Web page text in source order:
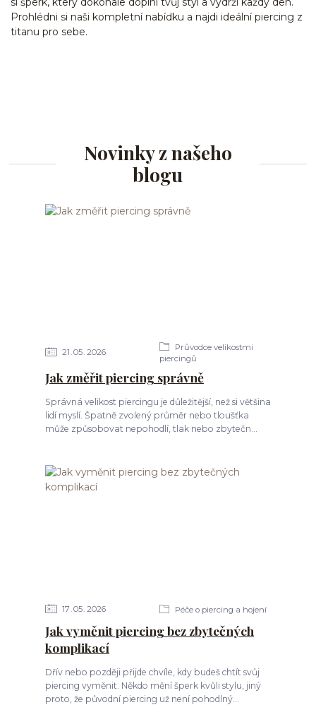
Prohlédni si naši kompletní nabídku a najdi ideální piercing z
titanu pro sebe.
Novinky z našeho
blogu
21 05 2026
Průvodce velikostmi
piercingů
Jak změřit piercing správně
Správná velikost piercingu je důležitější, než si většina
lidí myslí. Špatně zvolený průměr nebo tloušťka
může způsobovat nepohodlí, tlak nebo zbytečn...
17 05 2026 Péče o piercing a hojení
Jak vyměnit piercing bez zbytečných
komplikací
Dřív nebo později přijde chvíle, kdy budeš chtít svůj
piercing vyměnit. Někdo mění šperk kvůli stylu, jiný
proto, že původní piercing už není pohodlný...